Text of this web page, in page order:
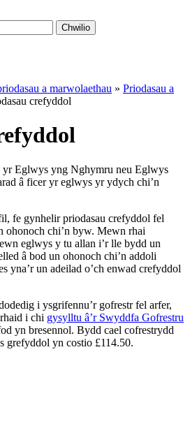
Chwilio
a marwolaethau » Priodasau a
crefyddol
Eglwys yng Nghymru neu Eglwys
â ficer yr eglwys yr ydych chi’n
fe gynhelir priodasau crefyddol fel
ohonoch chi’n byw. Mewn rhai
eglwys y tu allan i’r lle bydd un
â bod un ohonoch chi’n addoli
yna’r un adeilad o’ch enwad crefyddol
i ysgrifennu’r gofrestr fel arfer,
i chi gysylltu â’r Swyddfa Gofrestru
yn bresennol. Bydd cael cofrestrydd
grefyddol yn costio £114.50.